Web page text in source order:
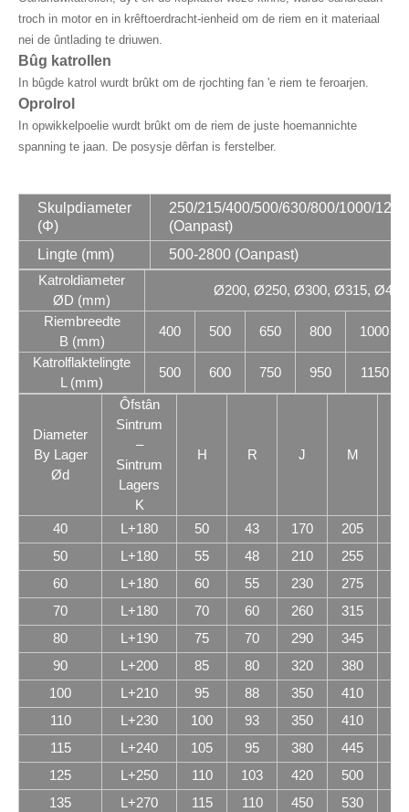
troch in motor en in krêftoerdracht-ienheid om de riem en it materiaal
nei de ûntlading te driuwen.
Bûg katrollen
In bûgde katrol wurdt brûkt om de rjochting fan 'e riem te feroarjen.
Oprolrol
In opwikkelpoelie wurdt brûkt om de riem de juste hoemannichte
spanning te jaan. De posysje dêrfan is ferstelber.
Skulpdiameter
(Φ)
250/215/400/500/630/800/1000/
(Oanpast)
Lingte (mm)
500-2800 (Oanpast)
Katroldiameter
ØD (mm)
Ø200, Ø250, Ø300, Ø315,
Riembreedte
B (mm)
400 500 650 800
1000
Katrolflaktelingte
L (mm)
500 600 750 950 1150
Diameter
By Lager
Ød
Ôfstân
Sintrum
–
Sintrum
Lagers
K
H R J M
40 L+180 50 43 170 205
50
L+180 55 48 210 255
60
L+180 60 55 230 275
70
L+180 70 60 260 315
80
L+190 75 70 290 345
90
L+200 85 80 320 380
100
L+210 95 88 350 410
110
L+230 100 93 350 410
115
L+240 105 95 380 445
125
L+250 110 103 420 500
135
L+270 115 110 450 530